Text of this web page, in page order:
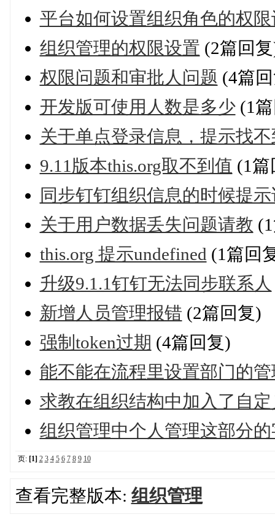
平台如何设置组织角色的权
组织管理的权限设置 (2篇回
权限问题和审批人问题 (4篇
开发版可使用人数是多少(1
关于单点登录信息，提示找
9.11版本this.org取不到值 (1篇
同步钉钉组织信息的时候提
关于用户数据丢失问题请教
this.org 提示undefined (1篇回
升级9.1.1钉钉无法同步联系人
新增人员管理报错 (2篇回复)
强制token过期 (4篇回复)
能不能在流程里设置部门的
求教在组织结构中加入了自
组织管理中个人管理这部分
页: [1] 2 3 4 5 6 7 8 9 10
查看完整版本: 组织管理